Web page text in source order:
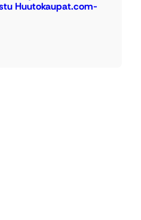
Huutokaupat.com-